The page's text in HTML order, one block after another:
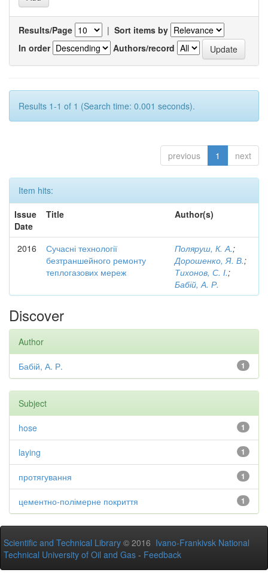
Results/Page | Sort items by
In order
Authors/record
Results 1-1 of 1 (Search time: 0.001 seconds).
previous 1 next
Item hits:
Issue
Date
Title Author(s)
2016
Сучасні технології
безтраншейного ремонту
теплогазових мереж
Поляруш, К. А.;
Дорошенко, Я. В.;
Тихонов, С. І.;
Бабій, А. Р.
Discover
Author
1
Бабій, А. Р.
Subject
1
hose
1
laying
1
протягування
1
цементно-полімерне покриття
Scientific and Technical Library © 2016 Ivano-Frankivsk National
Technical University of Oil and Gas - Feedback